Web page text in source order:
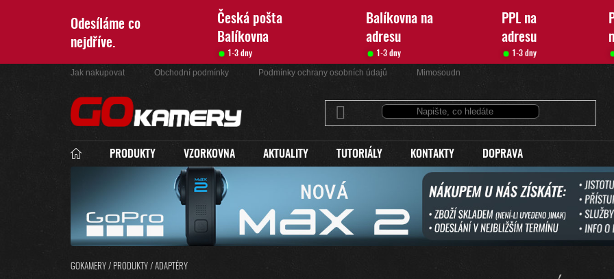
Odesíláme co
nejdříve.
Česká pošta
Balíkovna
Balíkovna na
adresu
PPL na
adresu
1-3 dny 1-3 dny 1-3 dny
Jak nakupovat Obchodní podmínky Podmínky ochrany osobních údajů Mimosoudní řešení sporů
PRODUKTY VZORKOVNA AKTUALITY TUTORIÁLY KONTAKTY DOPRAVA
GOKAMERY / PRODUKTY / ADAPTÉRY